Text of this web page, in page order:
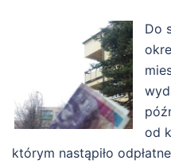
Do
od
którym nastąpiło